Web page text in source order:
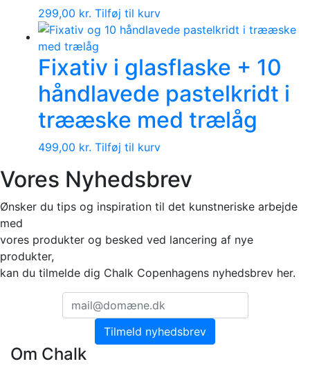
299,00 kr. Tilføj til kurv
Fixativ i glasflaske + 10
håndlavede pastelkridt i
trææske med trælåg
499,00 kr. Tilføj til kurv
Vores Nyhedsbrev
Ønsker du tips og inspiration til det kunstneriske arbejde
med
vores produkter og besked ved lancering af nye
produkter,
kan du tilmelde dig Chalk Copenhagens nyhedsbrev her.
Om Chalk